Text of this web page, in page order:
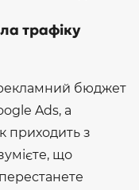
трафіку
бюджет
Ads, а
приходить з
що